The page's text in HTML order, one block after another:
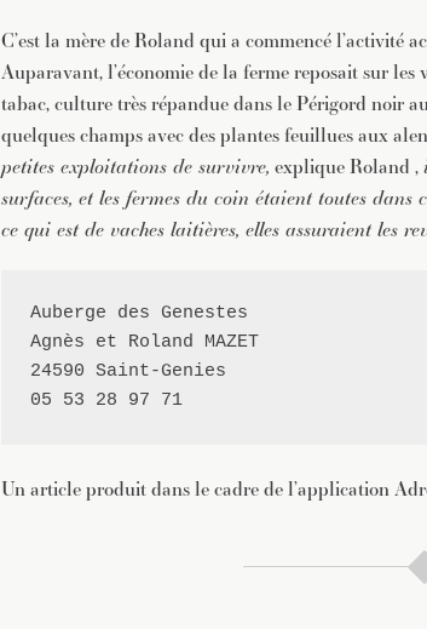
C’est la mère de Roland qui a commencé l’activité
Auparavant, l’économie de la ferme reposait sur
tabac, culture très répandue dans le Périgord noir
quelques champs avec des plantes feuillues aux
petites exploitations de survivre, explique Roland ,
surfaces, et les fermes du coin étaient toutes dans
ce qui est de vaches laitières, elles assuraient les
Auberge des Genestes
Agnès et Roland MAZET
24590 Saint-Genies
05 53 28 97 71
Un article produit dans le cadre de l’application